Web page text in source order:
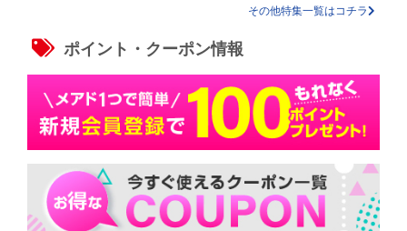
その他特集一覧はコチラ
ポイント・クーポン情報